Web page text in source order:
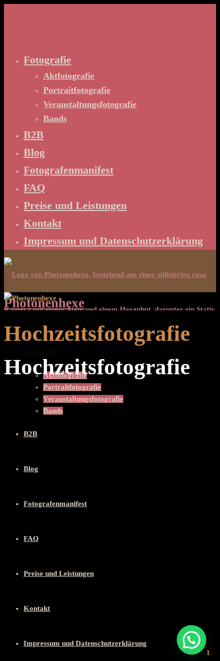
Fotografie
Aktfotografie
Portraitfotografie
Veranstaltungsfotografie
Bands
B2B
Blog
Fotografenmanifest
FAQ
Preise und Leistungen
Kontakt
Impressum und Datenschutzerklärung
Photonenhexe
Aktfotografie
Portraitfotografie
Veranstaltungsfotografie
Bands
B2B
Blog
Fotografenmanifest
FAQ
Preise und Leistungen
Kontakt
Impressum und Datenschutzerklärung
Hochzeitsfotografie
Hochzeitsfotografie
1